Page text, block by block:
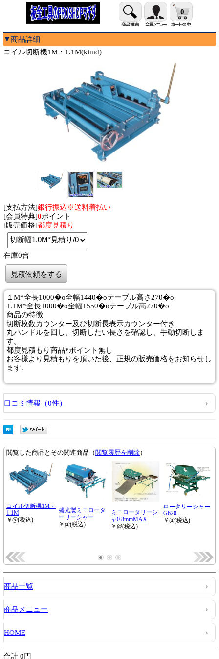
0
▼商品詳細
コイル切断機1M・1.1M(kimd)
[支払方法]銀行振込※送料着払い
[会員特典]0ポイント
[販売価格]都度見積り
在庫0台
見積依頼をする
１M*全長1000�o全幅1440�oテーブル高さ270�o
1.1M*全長1000�o全幅1550�oテーブル高270�o
商品の特徴
切断枚数カウンター及び切断長表示カウンター付き
丸ハンドルを回し、切断したい長さを確認し、手動切断しま
す。
都度見積もり商品*ポイント無し
お客様より見積もりを頂いた後、正規の販売価格をお知らせし
ます。
口コミ情報（0件）
商品一覧
商品メニュー
HOME
合計 0円